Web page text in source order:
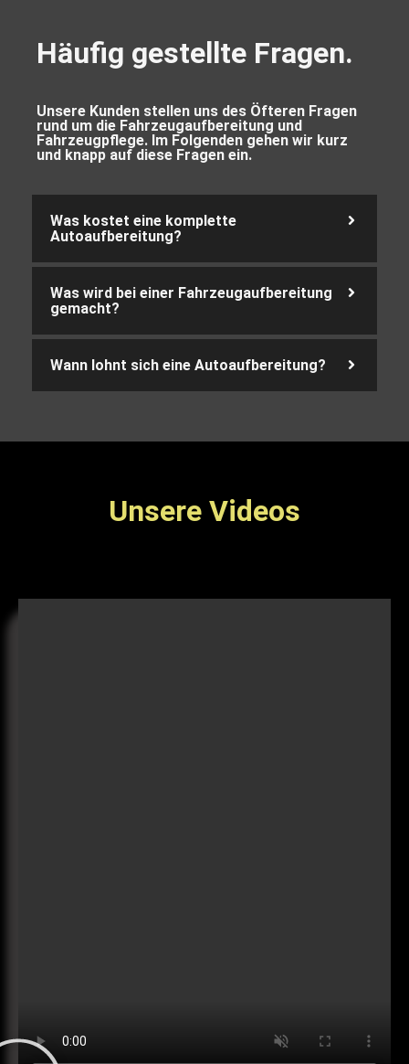
Häufig gestellte Fragen.
Unsere Kunden stellen uns des Öfteren Fragen
rund um die Fahrzeugaufbereitung und
Fahrzeugpflege. Im Folgenden gehen wir kurz
und knapp auf diese Fragen ein.
Was kostet eine komplette
Autoaufbereitung?
Was wird bei einer Fahrzeugaufbereitung
gemacht?
Wann lohnt sich eine Autoaufbereitung?
Unsere Videos